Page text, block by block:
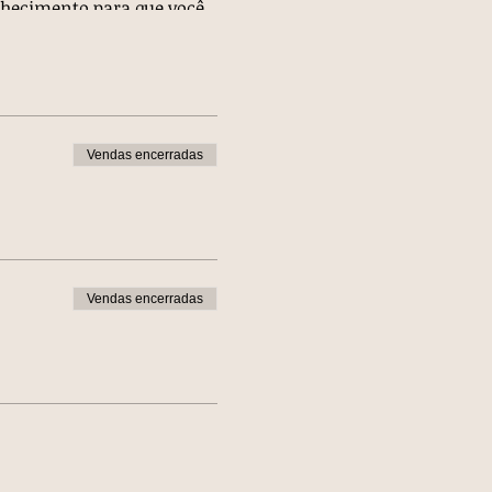
para que você
através da plataforma
dinâmicas e
desconto. A partir de
Vendas encerradas
Vendas encerradas